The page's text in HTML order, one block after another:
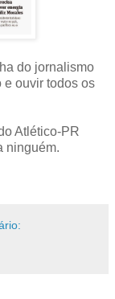
do jornalismo
e ouvir todos os
Atlético-PR
ninguém.